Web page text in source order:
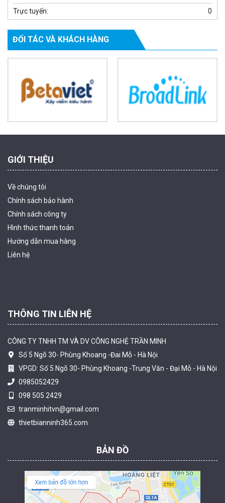
1.679.000 đ
MUA NGAY
2.039.000 đ
Camera tích hợp đầu báo nhiệt 4MP Hikfire HF-VH 243
2.350.000 đ
0
Trực tuyến:
ĐỐI TÁC VÀ KHÁCH HÀNG
GIỚI THIỆU
Về chúng tôi
Chính sách bảo hành
Chính sách công ty
Hình thức thanh toán
Hướng dẫn mua hàng
Liên hệ
THÔNG TIN LIÊN HỆ
CÔNG TY TNHH TM VÀ DV CÔNG NGHỆ TRẦN MINH
Số 5 Ngõ 30- Phùng Khoang -Đai Mỗ - Hà Nội
VPGD: Số 5 Ngõ 30- Phùng Khoang -Trung Văn - Đại Mỗ - Hà Nội
0985052429
098 505 2429
tranminhitvn@gmail.com
thietbianninh365.com
BẢN ĐỒ